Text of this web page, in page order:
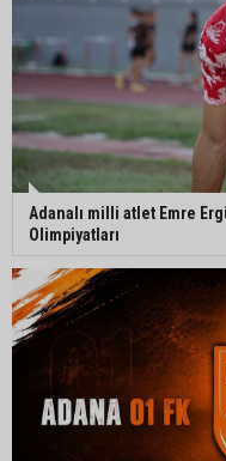
Adanalı milli atlet Emre
Olimpiyatları